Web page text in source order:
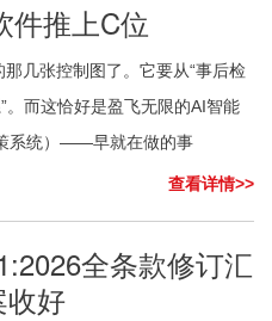
件推上C位
几张控制图了。它要从“事后检
。而这恰好是盈飞无限的AI智能
系统）——早就在做的事
查看详情>>
全条款修订汇
好